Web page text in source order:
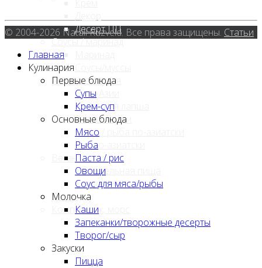
Десерт ПП
Соусы / маринад
Азиатская кухня
Супы Азии
Азиатская лапша
Роллы / суши
Мясо / рыба по-азиатски
Рис по-азиатски
Веган
Растительная пища
Сладости
Детям
Компот, сок, морс
© 2004-2026 Natali Ruzveld. Все права защищены. Статьи
Главная
Кулинария
Первые блюда
Супы
Крем-суп
Основные блюда
Мясо
Рыба
Паста / рис
Овощи
Соус для мяса/рыбы
Молочка
Каши
Запеканки/творожные десерты
Творог/сыр
Закуски
Пицца